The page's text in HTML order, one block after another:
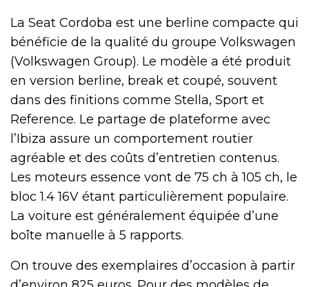
La Seat Cordoba est une berline compacte qui
bénéficie de la qualité du groupe Volkswagen
(Volkswagen Group). Le modèle a été produit
en version berline, break et coupé, souvent
dans des finitions comme Stella, Sport et
Reference. Le partage de plateforme avec
l’Ibiza assure un comportement routier
agréable et des coûts d’entretien contenus.
Les moteurs essence vont de 75 ch à 105 ch, le
bloc 1.4 16V étant particulièrement populaire.
La voiture est généralement équipée d’une
boîte manuelle à 5 rapports.
On trouve des exemplaires d’occasion à partir